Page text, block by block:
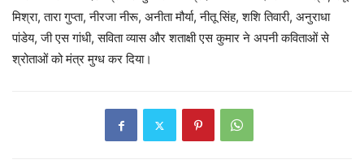
मिश्रा, तारा गुप्ता, नीरजा नीरू, अनीता मौर्या, नीतू सिंह, शशि तिवारी, अनुराधा
पांडेय, जी एस गांधी, सविता व्यास और शताक्षी एस कुमार ने अपनी कविताओं से
श्रोताओं को मंत्र मुग्ध कर दिया।